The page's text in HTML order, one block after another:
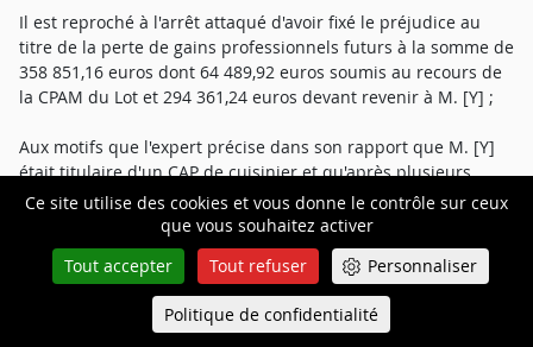
Ce site utilise des cookies et vous donne le contrôle sur ceux
que vous souhaitez activer
Tout accepter
Tout refuser Personnaliser
Politique de confidentialité
Il est reproché à l'arrêt attaqué d'avoir fixé le préjudice au
titre de la perte de gains professionnels futurs à la somme de
358 851,16 euros dont 64 489,92 euros soumis au recours de
la CPAM du Lot et 294 361,24 euros devant revenir à M. [Y] ;
Aux motifs que l'expert précise dans son rapport que M. [Y]
était titulaire d'un CAP de cuisinier et qu'après plusieurs
années passées dans un régiment d'artillerie de l'armée de
terre, il avait repris son activité de cuisinier ; qu'au moment
des faits, il bénéficiait d'un contrat à durée déterminée, mais
il précise qu'il était envisagé un CDI ; qu'il est relevé que «
l'état séquellaire n'est pas compatible avec la reprise de
l'activité antérieure en cuisine. Il reste cependant compatible
Queue-Fair